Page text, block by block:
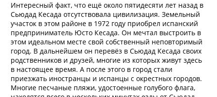
Интересный факт, что ещё около пятидесяти лет назад в
Сьюдад Кесада отсутствовала цивилизация. Земельный
участок в этом районе в 1972 году приобрел испанский
предприниматель Юсто Кесада. Он мечтал выстроить в
этом идеальном месте свой собственный неповторимый
город. В дальнейшем он перевёз в Сьюдад Кесада своих
родственников и друзей, многие из которых живут здесь
в настоящее время. А после этого в город стали
приезжать иностранцы и испанцы с окрестных городов.
Многие песчаные пляжи, удостоенные голубого флага,